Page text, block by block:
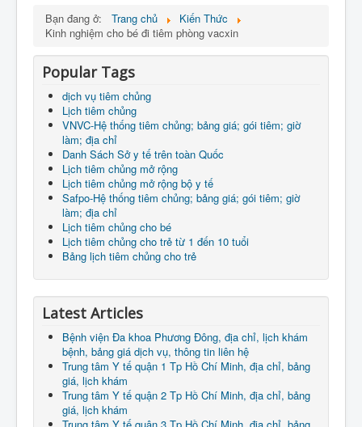
Bạn đang ở:
Trang chủ
Kiến Thức
Kinh nghiệm cho bé đi tiêm phòng vacxin
Popular Tags
dịch vụ tiêm chủng
Lịch tiêm chủng
VNVC-Hệ thống tiêm chủng; bảng giá; gói tiêm; giờ
làm; địa chỉ
Danh Sách Sở y tế trên toàn Quốc
Lịch tiêm chủng mở rộng
Lịch tiêm chủng mở rộng bộ y tế
Safpo-Hệ thống tiêm chủng; bảng giá; gói tiêm; giờ
làm; địa chỉ
Lịch tiêm chủng cho bé
Lịch tiêm chủng cho trẻ từ 1 đến 10 tuổi
Bảng lịch tiêm chủng cho trẻ
Latest Articles
Bệnh viện Đa khoa Phương Đông, địa chỉ, lịch khám
bệnh, bảng giá dịch vụ, thông tin liên hệ
Trung tâm Y tế quận 1 Tp Hồ Chí Minh, địa chỉ, bảng
giá, lịch khám
Trung tâm Y tế quận 2 Tp Hồ Chí Minh, địa chỉ, bảng
giá, lịch khám
Trung tâm Y tế quận 3 Tp Hồ Chí Minh, địa chỉ, bảng